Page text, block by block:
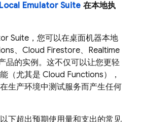
Emulator Suite 在本地执
Suite ，您可以在桌面机器本地
、 Cloud Firestore、 Realtime
品的实例。这不仅可以让您更轻
（尤其是 Cloud Functions），
生产环境中测试服务而产生任何
下超出预期使用量和支出的常见